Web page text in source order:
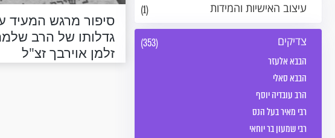
(1) עיצוב האישיות והמידות
(353) צדיקים
הבבא אלעזר
הבבא סאלי
הרב עובדיה יוסף
רבי מאיר בעל הנס
רבי שמעון בר יוחאי
סיפור מרגש המעיד
גדלותו של הרב
זלמן אוירבך זצ"ל